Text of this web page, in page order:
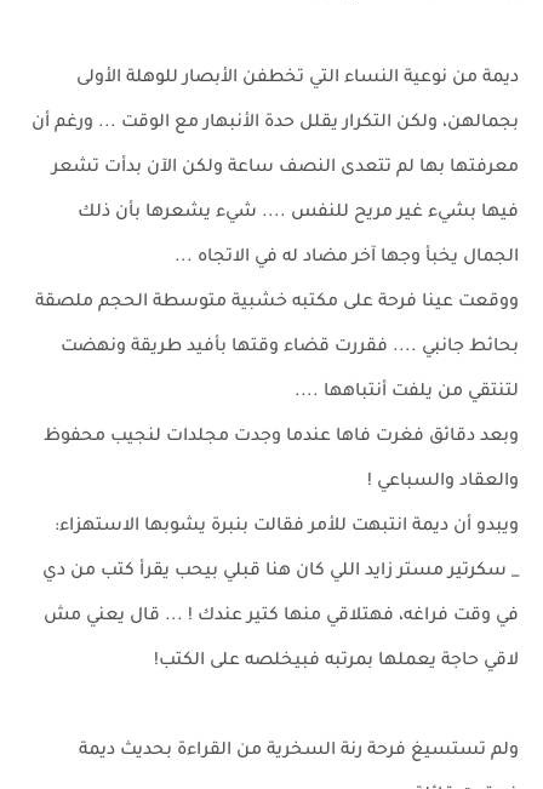
ديمة من نوعية النساء التي تخطفن الأبصار للوهلة الأولى
بجمالهن، ولكن التكرار يقلل حدة الأنبهار مع الوقت ... ورغم أن
معرفتها بها لم تتعدى النصف ساعة ولكن الآن بدأت تشعر
فيها بشيء غير مريح للنفس .... شيء يشعرها بأن ذلك
الجمال يخبأ وجها آخر مضاد له في الاتجاه ...
ووقعت عينا فرحة على مكتبه خشبية متوسطة الحجم ملصقة
بحائط جانبي .... فقررت قضاء وقتها بأفيد طريقة ونهضت
لتنتقي من يلفت أنتباهها ....
وبعد دقائق فغرت فاها عندما وجدت مجلدات لنجيب محفوظ
والعقاد والسباعي !
ويبدو أن ديمة انتبهت للأمر فقالت بنبرة يشوبها الاستهزاء:
_ سكرتير مستر زايد اللي كان هنا قبلي بيحب يقرأ كتب من دي
في وقت فراغه، فهتلاقي منها كتير عندك ! ... قال يعني مش
لاقي حاجة يعملها بمرتبه فبيخلصه على الكتب!
ولم تستسيغ فرحة رنة السخرية من القراءة بحديث ديمة